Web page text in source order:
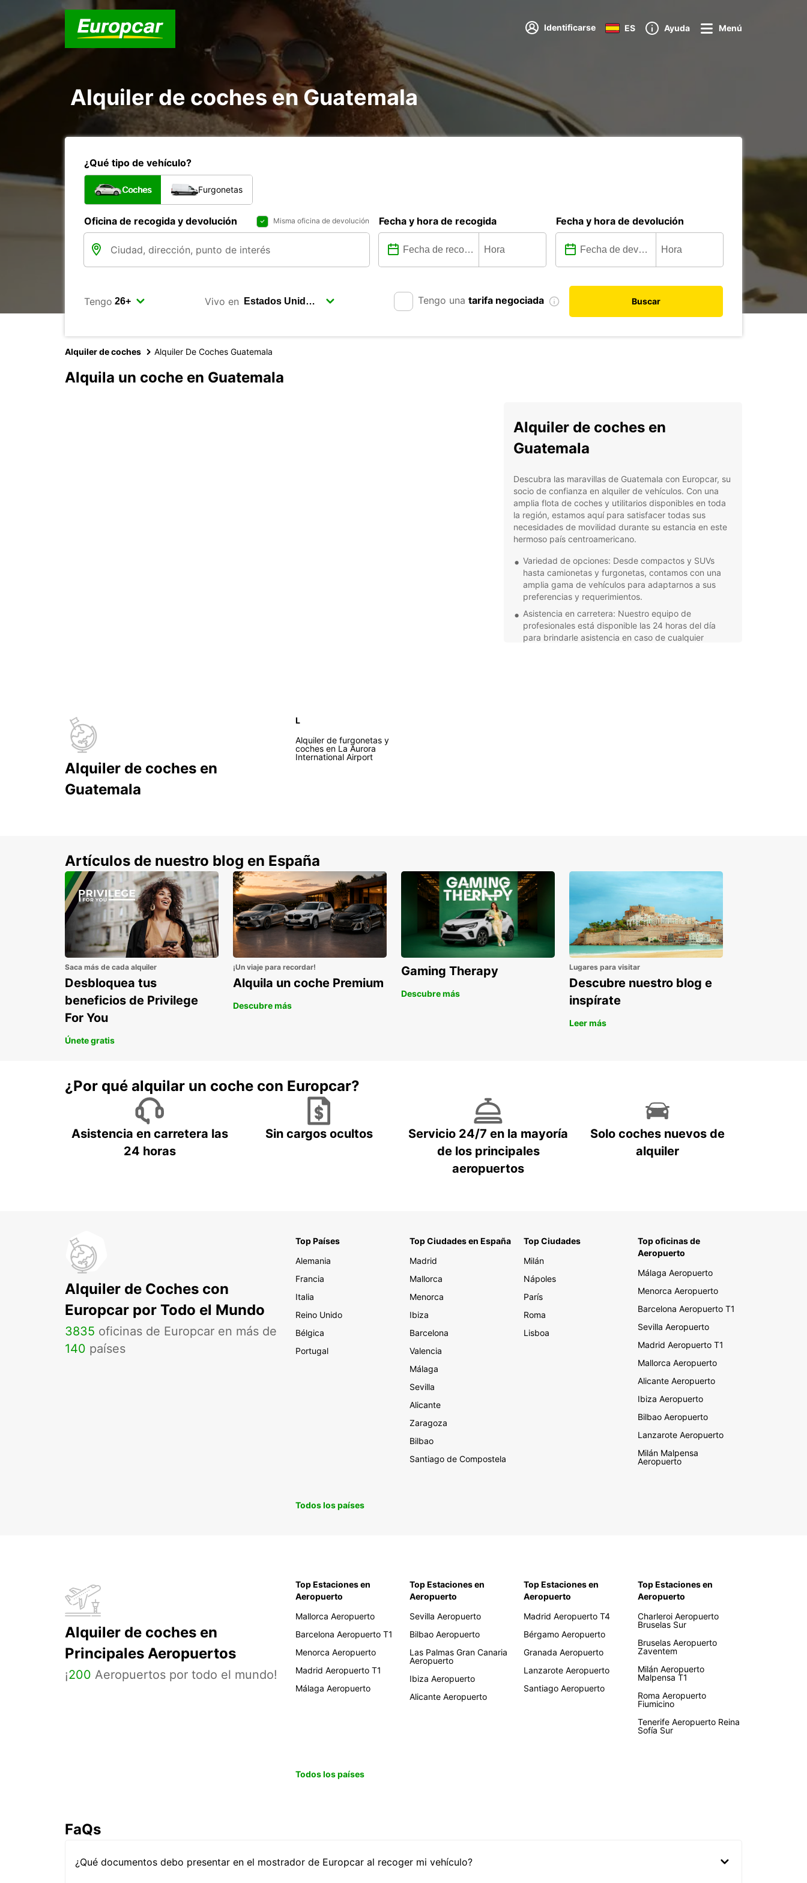
Identificarse ES Ayuda Menú
Alquiler de coches en Guatemala
¿Qué tipo de vehículo?
Coches Furgonetas
Oficina de recogida y devolución Misma oficina de devolución Fecha y hora de recogida Fecha y hora de devolución
Tengo Vivo en Tengo una tarifa negociada Buscar
Alquiler de coches Alquiler De Coches Guatemala
Alquila un coche en Guatemala
Alquiler de coches en
Guatemala
Descubra las maravillas de Guatemala con Europcar, su
socio de confianza en alquiler de vehículos. Con una
amplia flota de coches y utilitarios disponibles en toda
la región, estamos aquí para satisfacer todas sus
necesidades de movilidad durante su estancia en este
hermoso país centroamericano.
Variedad de opciones: Desde compactos y SUVs
hasta camionetas y furgonetas, contamos con una
amplia gama de vehículos para adaptarnos a sus
preferencias y requerimientos.
Asistencia en carretera: Nuestro equipo de
profesionales está disponible las 24 horas del día
para brindarle asistencia en caso de cualquier
Alquiler de coches en
Guatemala
L
Alquiler de furgonetas y
coches en La Aurora
International Airport
Artículos de nuestro blog en España
Saca más de cada alquiler
Desbloquea tus
beneficios de Privilege
For You
Únete gratis
¡Un viaje para recordar!
Alquila un coche Premium
Descubre más
Gaming Therapy
Descubre más
Lugares para visitar
Descubre nuestro blog e
inspírate
Leer más
¿Por qué alquilar un coche con Europcar?
Asistencia en carretera las
24 horas
Sin cargos ocultos
Servicio 24/7 en la mayoría
de los principales
aeropuertos
Solo coches nuevos de
alquiler
Alquiler de Coches con
Europcar por Todo el Mundo
3835 oficinas de Europcar en más de
140 países
Top Países
Alemania
Francia
Italia
Reino Unido
Bélgica
Portugal
Top Ciudades en España
Madrid
Mallorca
Menorca
Ibiza
Barcelona
Valencia
Málaga
Sevilla
Alicante
Zaragoza
Bilbao
Santiago de Compostela
Top Ciudades
Milán
Nápoles
París
Roma
Lisboa
Top oficinas de
Aeropuerto
Málaga Aeropuerto
Menorca Aeropuerto
Barcelona Aeropuerto T1
Sevilla Aeropuerto
Madrid Aeropuerto T1
Mallorca Aeropuerto
Alicante Aeropuerto
Ibiza Aeropuerto
Bilbao Aeropuerto
Lanzarote Aeropuerto
Milán Malpensa
Aeropuerto
Todos los países
Alquiler de coches en
Principales Aeropuertos
¡200 Aeropuertos por todo el mundo!
Top Estaciones en
Aeropuerto
Mallorca Aeropuerto
Barcelona Aeropuerto T1
Menorca Aeropuerto
Madrid Aeropuerto T1
Málaga Aeropuerto
Top Estaciones en
Aeropuerto
Sevilla Aeropuerto
Bilbao Aeropuerto
Las Palmas Gran Canaria
Aeropuerto
Ibiza Aeropuerto
Alicante Aeropuerto
Top Estaciones en
Aeropuerto
Madrid Aeropuerto T4
Bérgamo Aeropuerto
Granada Aeropuerto
Lanzarote Aeropuerto
Santiago Aeropuerto
Top Estaciones en
Aeropuerto
Charleroi Aeropuerto
Bruselas Sur
Bruselas Aeropuerto
Zaventem
Milán Aeropuerto
Malpensa T1
Roma Aeropuerto
Fiumicino
Tenerife Aeropuerto Reina
Sofía Sur
Todos los países
FaQs
¿Qué documentos debo presentar en el mostrador de Europcar al recoger mi vehículo?